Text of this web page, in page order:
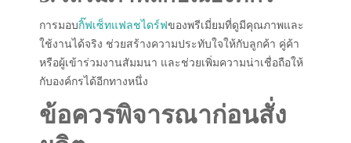
การมอบกิ๊ฟเซ็ทแฟลชไดร์ฟของพรีเมี่ยมที่ดูมีคุณภาพและ
ใช้งานได้จริง ช่วยสร้างความประทับใจให้กับลูกค้า คู่ค้า
หรือผู้เข้าร่วมงานสัมมนา และช่วยเพิ่มความน่าเชื่อถือให้
กับองค์กรได้อีกทางหนึ่ง
ข้อควรพิจารณาก่อนสั่ง